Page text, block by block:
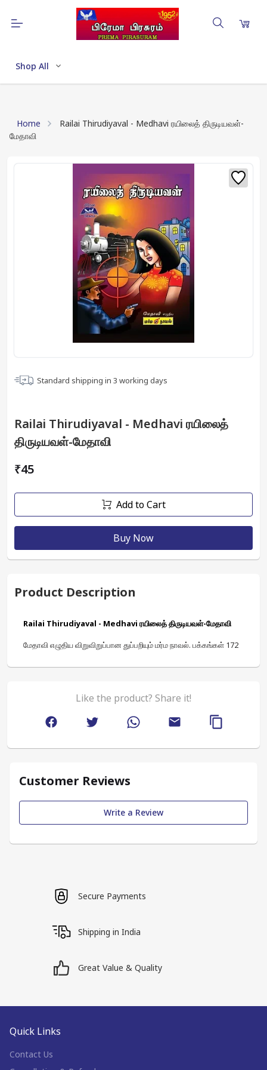
Shop All
Home
Railai Thirudiyaval - Medhavi ரயிலைத் திருடியவள்-
மேதாவி
Standard shipping in 3 working days
Railai Thirudiyaval - Medhavi ரயிலைத்
திருடியவள்-மேதாவி
₹45
Add to Cart
Buy Now
Product Description
Railai Thirudiyaval - Medhavi ரயிலைத் திருடியவள்-மேதாவி
மேதாவி எழுதிய விறுவிறுப்பான துப்பறியும் மர்ம நாவல். பக்கங்கள் 172
Like the product? Share it!
Customer Reviews
Write a Review
Secure Payments
Shipping in India
Great Value & Quality
Quick Links
Contact Us